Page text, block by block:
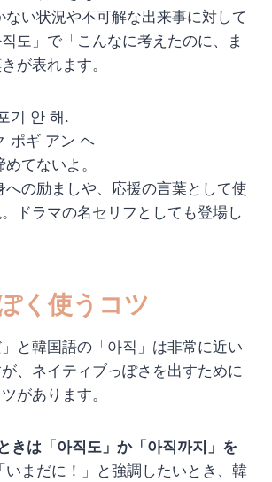
ない状況や不可解な出来事に対して
도」で「こんなに考えたのに、ま
が表れます。
기 안 해.
ポギ アン ヘ
めてないよ。
への励ましや、応援の言葉として使
ドラマの名セリフとしても登場し
く使うコツ
と韓国語の「아직」は非常に近い
、ネイティブっぽさを出すために
があります。
は「아직도」か「아직까지」を
いまだに！」と強調したいとき、韓